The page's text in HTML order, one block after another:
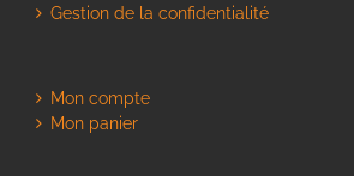
Gestion de la confidentialité
Mon compte
Mon panier